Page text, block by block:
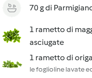
70 g di
1 rametto di
asciugate
1 rametto di
le foglioline lavate